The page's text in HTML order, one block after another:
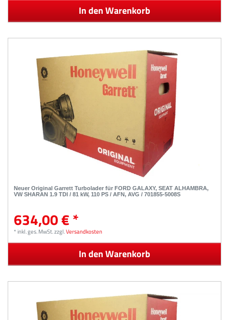
In den Warenkorb
Neuer Original Garrett Turbolader für FORD GALAXY, SEAT ALHAMBRA,
VW SHARAN 1.9 TDI / 81 kW, 110 PS / AFN, AVG / 701855-5008S
634,00 € *
*inkl. ges. MwSt.zzgl.Versandkosten
In den Warenkorb